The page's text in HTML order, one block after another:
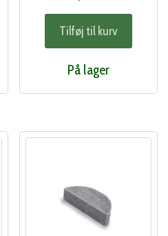
Tilføj til kurv
På lager